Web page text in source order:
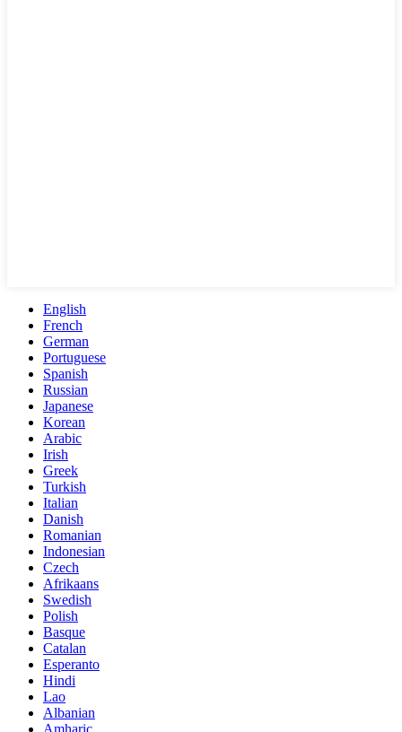
English
French
German
Portuguese
Spanish
Russian
Japanese
Korean
Arabic
Irish
Greek
Turkish
Italian
Danish
Romanian
Indonesian
Czech
Afrikaans
Swedish
Polish
Basque
Catalan
Esperanto
Hindi
Lao
Albanian